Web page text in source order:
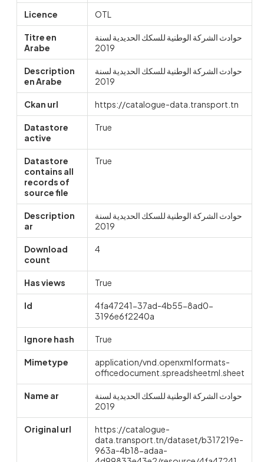
Licence OTL
Titre en
Arabe
حوادث الشركة الوطنية للسكك الحديدية لسنة
2019
Description
en Arabe
حوادث الشركة الوطنية للسكك الحديدية لسنة
2019
Ckan url https://catalogue-data.transport.tn
Datastore
active
True
Datastore
contains all
records of
source file
True
Description
ar
حوادث الشركة الوطنية للسكك الحديدية لسنة
2019
Download
count
4
Has views True
Id
4fa47241-37ad-4b55-8ad0-
3196e6f2240a
Ignore hash True
Mimetype
application/vnd.openxmlformats-
officedocument.spreadsheetml.sheet
Name ar
حوادث الشركة الوطنية للسكك الحديدية لسنة
2019
Original url
https://catalogue-
data.transport.tn/dataset/b317219e-
963a-4b18-adaa-